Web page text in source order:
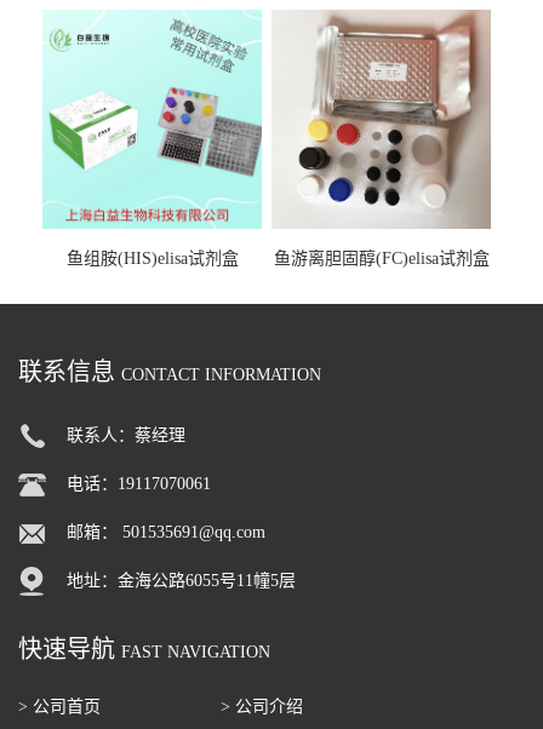
鱼组胺(HIS)elisa试剂盒 鱼游离胆固醇(FC)elisa试剂盒
联系信息 CONTACT INFORMATION
联系人：蔡经理
电话：19117070061
邮箱： 501535691@qq.com
地址：金海公路6055号11幢5层
快速导航 FAST NAVIGATION
> 公司首页 > 公司介绍